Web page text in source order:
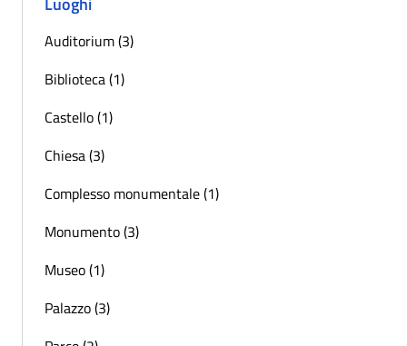
Auditorium (3)
Biblioteca (1)
Castello (1)
Chiesa (3)
Complesso monumentale (1)
Monumento (3)
Museo (1)
Palazzo (3)